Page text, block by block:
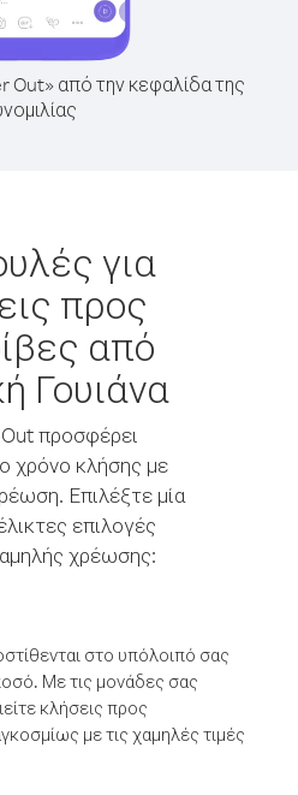
Out» από την κεφαλίδα της
για
προς
από
Γουιάνα
προσφέρει
χρόνο κλήσης με
Επιλέξτε μία
επιλογές
χρέωσης:
στο υπόλοιπό σας
Με τις μονάδες σας
κλήσεις προς
με τις χαμηλές τιμές